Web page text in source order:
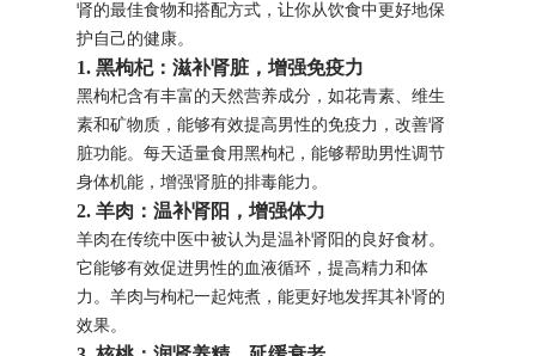
肾的最佳食物和搭配方式，让你从饮食中更好地保
护自己的健康。
1. 黑枸杞：滋补肾脏，增强免疫力
黑枸杞含有丰富的天然营养成分，如花青素、维生
素和矿物质，能够有效提高男性的免疫力，改善肾
脏功能。每天适量食用黑枸杞，能够帮助男性调节
身体机能，增强肾脏的排毒能力。
2. 羊肉：温补肾阳，增强体力
羊肉在传统中医中被认为是温补肾阳的良好食材。
它能够有效促进男性的血液循环，提高精力和体
力。羊肉与枸杞一起炖煮，能更好地发挥其补肾的
效果。